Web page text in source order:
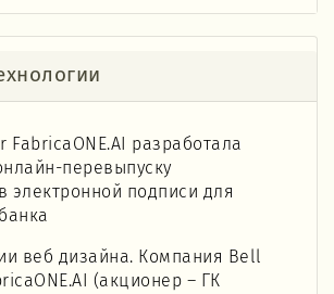
разработала
перевыпуску
электронной подписи для
веб дизайна. Компания Bell
(акционер – ГК